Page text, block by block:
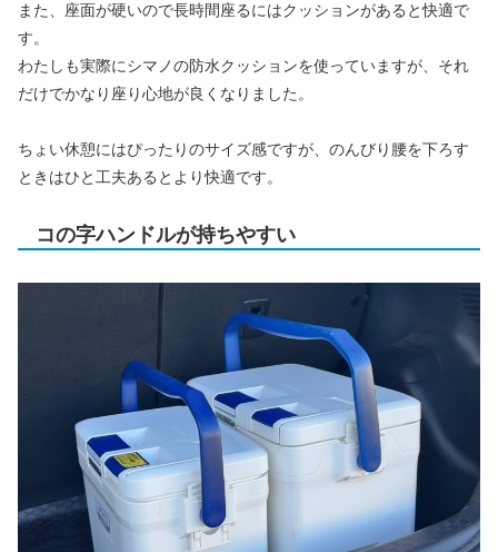
また、座面が硬いので長時間座るにはクッションがあると快適で
す。
わたしも実際にシマノの防水クッションを使っていますが、それ
だけでかなり座り心地が良くなりました。
ちょい休憩にはぴったりのサイズ感ですが、のんびり腰を下ろす
ときはひと工夫あるとより快適です。
コの字ハンドルが持ちやすい